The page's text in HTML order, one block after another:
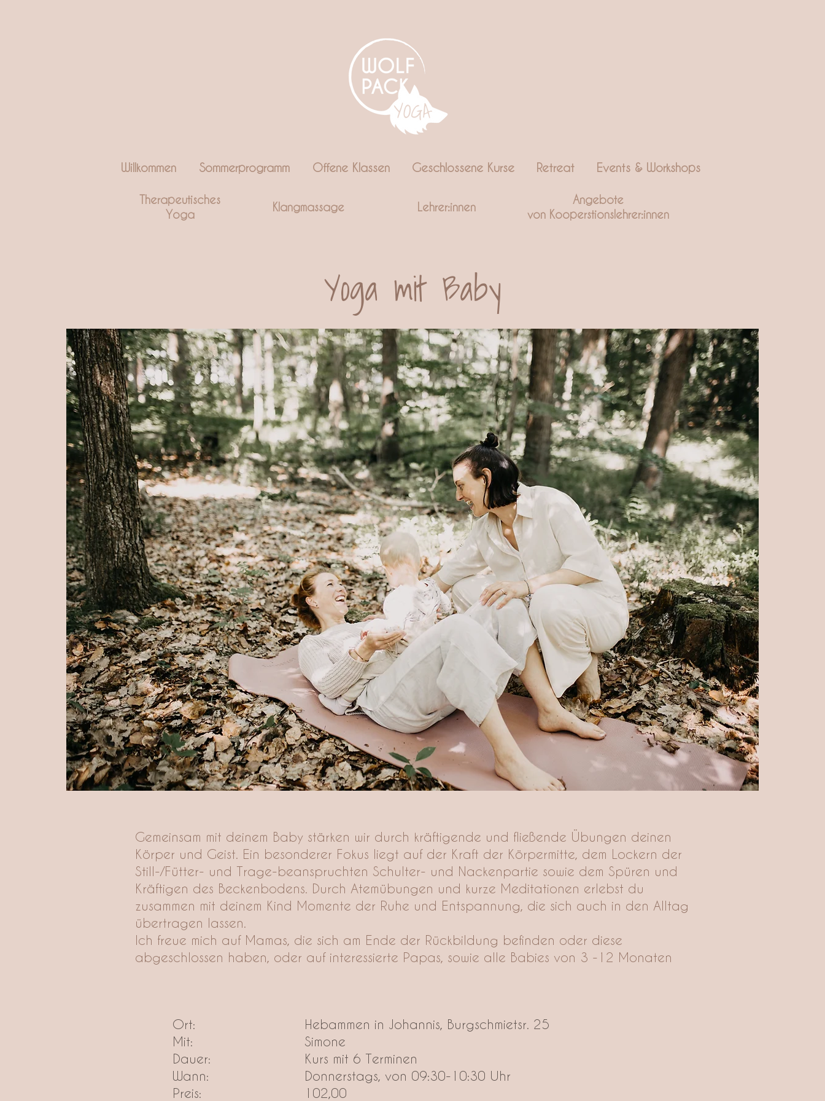
Willkommen Sommerprogramm Offene Klassen Geschlossene Kurse Retreat Events & Workshops
Therapeutisches
Yoga
Klangmassage Lehrer:innen
Angebote
von Kooperstionslehrer:innen
Yoga mit Baby
Gemeinsam mit deinem Baby stärken wir durch kräftigende und fließende Übungen deinen
Körper und Geist. Ein besonderer Fokus liegt auf der Kraft der Körpermitte, dem Lockern der
Still-/Fütter- und Trage-beanspruchten Schulter- und Nackenpartie sowie dem Spüren und
Kräftigen des Beckenbodens. Durch Atemübungen und kurze Meditationen erlebst du
zusammen mit deinem Kind Momente der Ruhe und Entspannung, die sich auch in den Alltag
übertragen lassen.
Ich freue mich auf Mamas, die sich am Ende der Rückbildung befinden oder diese
abgeschlossen haben, oder auf interessierte Papas, sowie alle Babies von 3 -12 Monaten
Ort:
Mit:
Dauer:
Wann:
Preis:
Hebammen in Johannis, Burgschmietsr. 25
Simone
Kurs mit 6 Terminen
Donnerstags, von 09:30-10:30 Uhr
102,00